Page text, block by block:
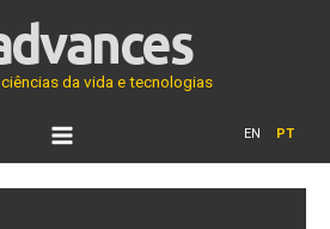
ciências da vida e tecnologias
EN PT